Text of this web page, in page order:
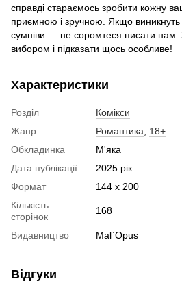
справді стараємось зробити кожну
приємною і зручною. Якщо виникнуть
сумніви — не соромтеся писати нам.
вибором і підказати щось особливе!
Характеристики
Розділ
Комікси
Жанр
Романтика
18+
Обкладинка
М'яка
Дата публікації
2025 рік
Формат
144 x 200
Кількість
сторінок
168
Видавництво Mal`Opus
Відгуки